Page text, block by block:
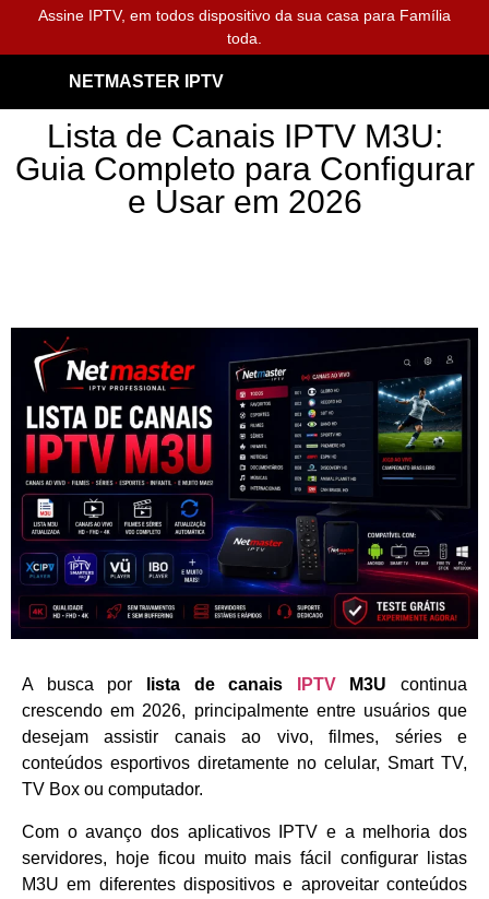
Assine IPTV, em todos dispositivo da sua casa para Família
toda.
NETMASTER IPTV
Lista de Canais IPTV M3U:
Guia Completo para Configurar
e Usar em 2026
A busca por lista de canais IPTVM3U continua
crescendo em 2026, principalmente entre usuários que
desejam assistir canais ao vivo, filmes, séries e
conteúdos esportivos diretamente no celular, Smart TV,
TV Box ou computador.
Com o avanço dos aplicativos IPTV e a melhoria dos
servidores, hoje ficou muito mais fácil configurar listas
M3U em diferentes dispositivos e aproveitar conteúdos